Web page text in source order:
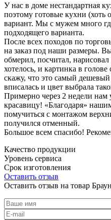
У нас в доме нестандартная
поэтому готовые кухни
вариант. Мы с мужем много
подходящего варианта.
После всех походов по
на заказ под наши размеры.
обмерил, посчитал,
хотелось, и картинка в
скажу, что это самый
вписалась и цвет выбрала
Примерно через 2 недели
красавицу! «Благодаря»
помучиться с монтажом
получился отменный.
Большое всем спасибо!
Качество продукции
Уровень сервиса
Срок изготовления
Оставить отзыв
Оставить отзыв на товар